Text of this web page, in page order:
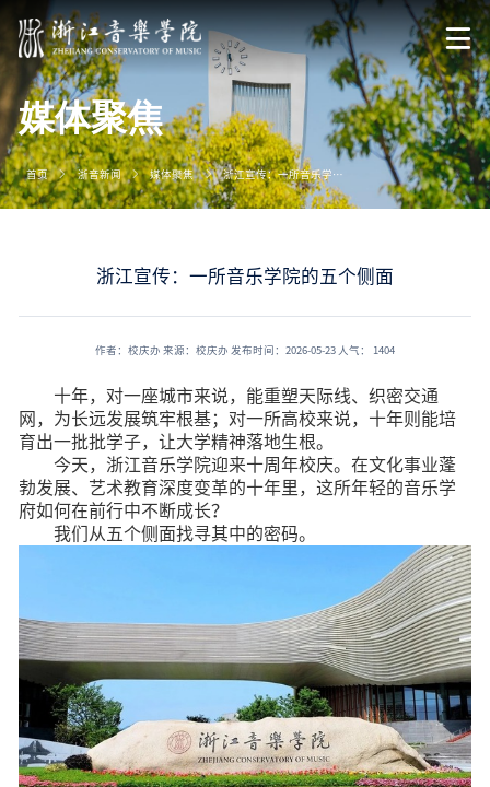
首页 浙音新闻 媒体聚焦 浙江宣传：一所音乐学院的五个侧面
媒体聚焦
浙江宣传：一所音乐学院的五个侧面
作者：校庆办 来源：校庆办 发布时间：2026-05-23 人气： 1404
十年，对一座城市来说，能重塑天际线、织密交通
网，为长远发展筑牢根基；对一所高校来说，十年则能培
育出一批批学子，让大学精神落地生根。
今天，浙江音乐学院迎来十周年校庆。在文化事业蓬
勃发展、艺术教育深度变革的十年里，这所年轻的音乐学
府如何在前行中不断成长？
我们从五个侧面找寻其中的密码。